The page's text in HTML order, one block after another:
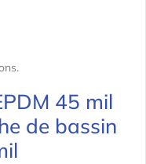
45 mil
de bassin